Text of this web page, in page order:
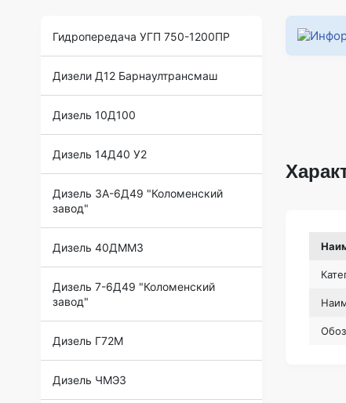
Гидропередача УГП 750-1200ПР
Дизели Д12 Барнаултрансмаш
Дизель 10Д100
Дизель 14Д40 У2
Дизель 3А-6Д49 "Коломенский
завод"
Дизель 40ДММЗ
Дизель 7-6Д49 "Коломенский
завод"
Дизель Г72М
Дизель ЧМЭ3